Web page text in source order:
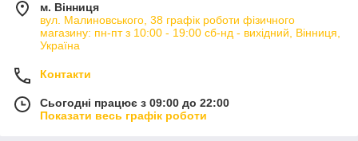
м. Вінниця
вул. Малиновського, 38 графік роботи фізичного
магазину: пн-пт з 10:00 - 19:00 сб-нд - вихідний, Вінниця,
Україна
Контакти
Сьогодні працює з 09:00 до 22:00
Показати весь графік роботи